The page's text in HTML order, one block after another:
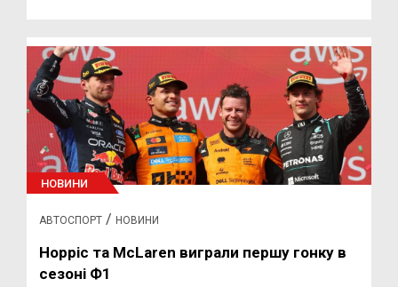
НОВИНИ
АВТОСПОРТ / НОВИНИ
Норріс та McLaren виграли першу гонку в
сезоні Ф1